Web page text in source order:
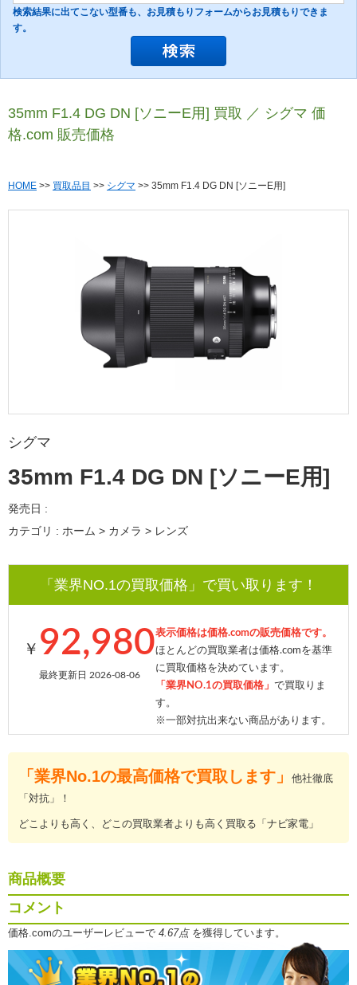
検索結果に出てこない型番も、お見積もりフォームからお見積もりできま
す。
35mm F1.4 DG DN [ソニーE用] 買取 ／ シグマ 価
格.com 販売価格
HOME >> 買取品目 >> シグマ >> 35mm F1.4 DG DN [ソニーE用]
シグマ
35mm F1.4 DG DN [ソニーE用]
発売日 :
カテゴリ : ホーム > カメラ > レンズ
「業界NO.1の買取価格」で買い取ります！
￥ 92,980
最終更新日 2026-08-06
表示価格は価格.comの販売価格です。
ほとんどの買取業者は価格.comを基準
に買取価格を決めています。
「業界NO.1の買取価格」 で買取りま
す。
※一部対抗出来ない商品があります。
「業界No.1の最高価格で買取します」
他社徹底
「対抗」！
どこよりも高く、どこの買取業者よりも高く買取る「ナビ家電」
商品概要
コメント
価格.comのユーザーレビューで 4.67点を獲得しています。